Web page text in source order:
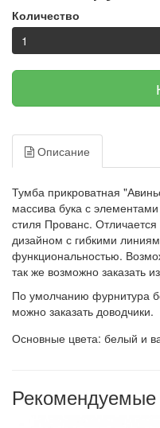
Количество
Описание
Тумба прикроватная
массива бука с
стиля Прованс.
дизайном с гибкими
функциональностью.
так же возможно заказать
По умолчанию фурнитура
можно заказать доводчики.
Основные цвета: белый и